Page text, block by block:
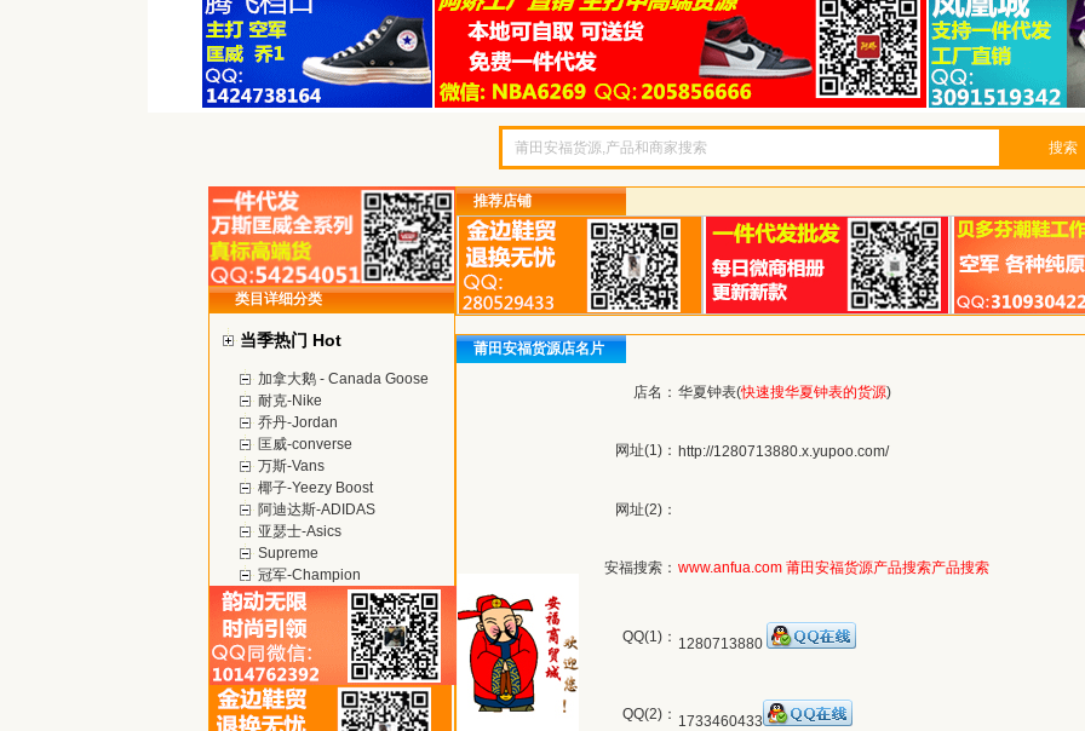
搜索
类目详细分类
当季热门 Hot
加拿大鹅 - Canada Goose
耐克-Nike
乔丹-Jordan
匡威-converse
万斯-Vans
椰子-Yeezy Boost
阿迪达斯-ADIDAS
亚瑟士-Asics
Supreme
冠军-Champion
推荐店铺
莆田安福货源店名片
店名： 华夏钟表(快速搜华夏钟表的货源)
网址(1)： http://1280713880.x.yupoo.com/
网址(2)：
安福搜索： www.anfua.com 莆田安福货源产品搜索产品搜索
QQ(1)： 1280713880
QQ(2)： 1733460433